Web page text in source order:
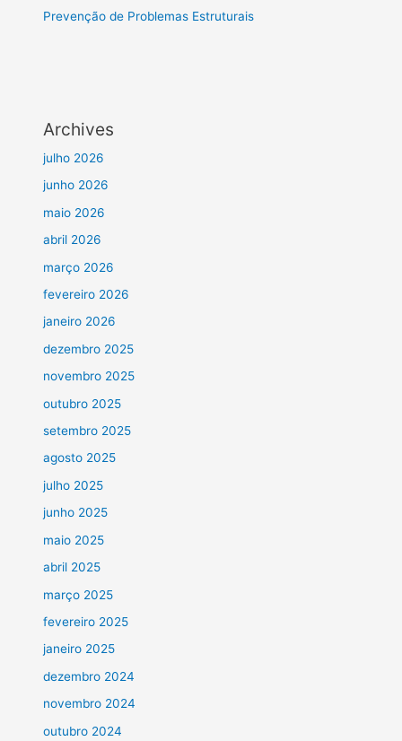
Prevenção de Problemas Estruturais
Archives
julho 2026
junho 2026
maio 2026
abril 2026
março 2026
fevereiro 2026
janeiro 2026
dezembro 2025
novembro 2025
outubro 2025
setembro 2025
agosto 2025
julho 2025
junho 2025
maio 2025
abril 2025
março 2025
fevereiro 2025
janeiro 2025
dezembro 2024
novembro 2024
outubro 2024